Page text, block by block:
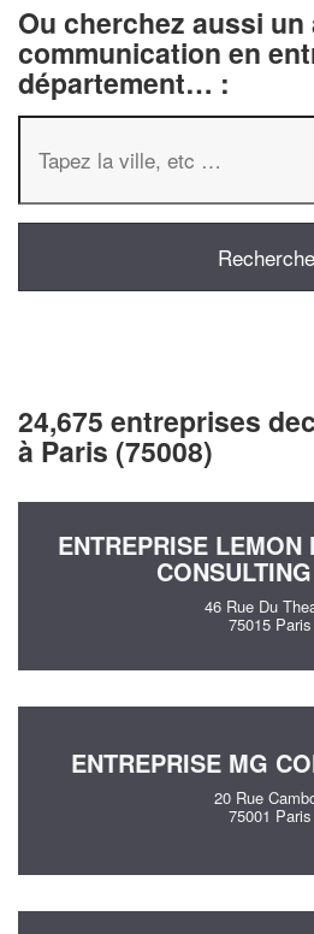
Ou cherchez aussi un
communication en
département… :
24,675 entreprises
à Paris (75008)
ENTREPRISE LEMON
46 Rue Du
75015 Paris
ENTREPRISE MG
20 Rue
75001 Paris